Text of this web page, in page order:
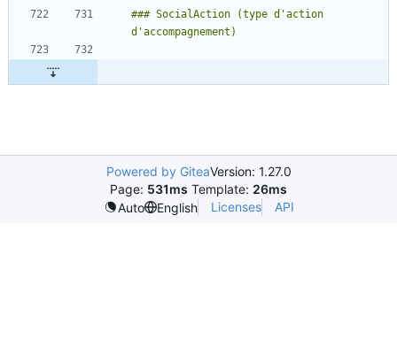
### SocialAction (type d'action
Powered by GiteaVersion: 1.27.0
Page: 531ms Template: 26ms
Auto
English Licenses API